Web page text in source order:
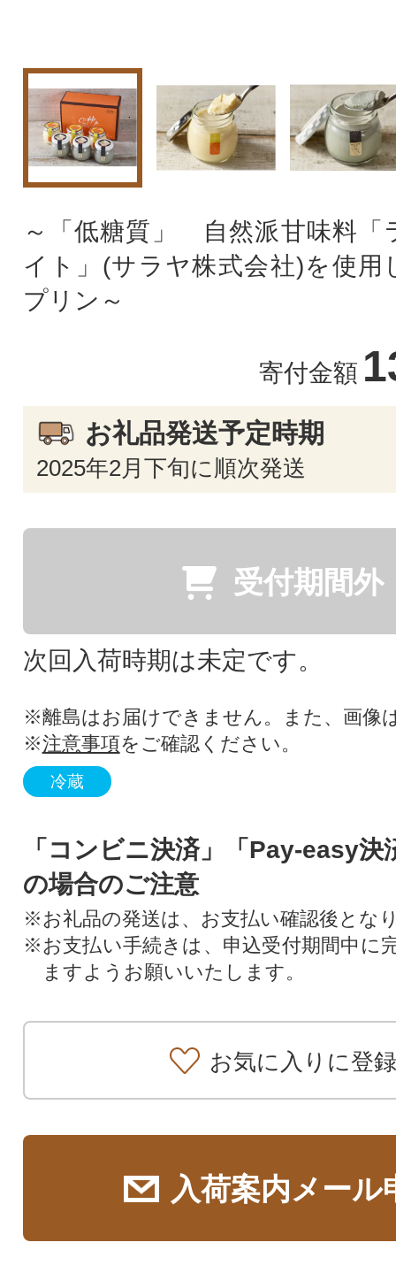
～「低糖質」 自然派甘味料「
イト」(サラヤ株式会社)を使用
プリン～
寄付金額
お礼品発送予定時期
2025年2月下旬に順次発送
受付期間外
次回入荷時期は未定です。
※離島はお届けできません。また、画像
※注意事項をご確認ください。
冷蔵
「コンビニ決済」「Pay-easy決
の場合のご注意
※お礼品の発送は、お支払い確認後とな
※お支払い手続きは、申込受付期間中に
ますようお願いいたします。
お気に入りに登録
入荷案内メール